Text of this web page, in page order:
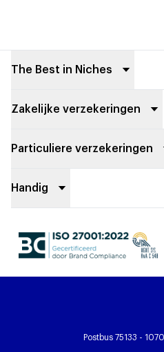
The Best in Niches
Zakelijke verzekeringen
Particuliere verzekeringen
Handig
Postbus 75133 -